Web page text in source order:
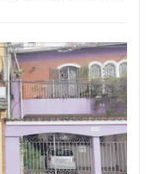
Se
Um
dos
Mais